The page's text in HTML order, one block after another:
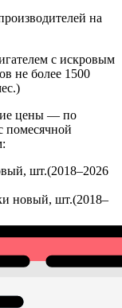
на
с искровым
не более 1500
цены — по
помесячной
шт.(2018–2026
новый, шт.(2018–